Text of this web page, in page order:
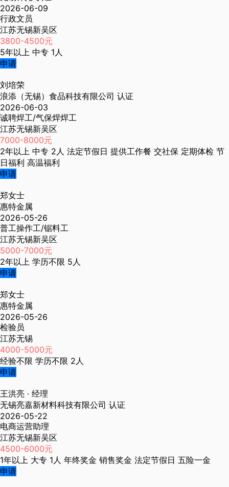
2026-06-09
行政文员
江苏无锡新吴区
3800-4500元
5年以上 中专 1人
申请
刘培荣
浪添（无锡）食品科技有限公司 认证
2026-06-03
诚聘焊工/气保焊焊工
江苏无锡新吴区
7000-8000元
2年以上 中专 2人 法定节假日 提供工作餐 交社保 定期体检 节
日福利 高温福利
申请
郑女士
惠特金属
2026-05-26
普工操作工/锯料工
江苏无锡新吴区
5000-7000元
2年以上 学历不限 5人
申请
郑女士
惠特金属
2026-05-26
检验员
江苏无锡
4000-5000元
经验不限 学历不限 2人
申请
王洪亮 · 经理
无锡亮嘉新材料科技有限公司 认证
2026-05-22
电商运营助理
江苏无锡新吴区
4500-6000元
1年以上 大专 1人 年终奖金 销售奖金 法定节假日 五险一金
申请